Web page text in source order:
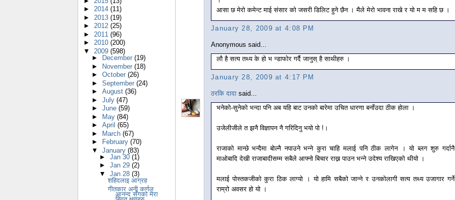
► 2014 (11)
► 2013 (19)
► 2012 (25)
► 2011 (96)
► 2010 (200)
▼ 2009 (598)
►
December (19)
► November (18)
► October (26)
► September (24)
► August (36)
► July (47)
► June (59)
► May (84)
► April (65)
► March (67)
►
February (70)
▼ January (83)
►Jan 30(1)
►Jan 29(2)
▼Jan 28(3)
शहिदलाइ आग्रह
गीतकार अनी कर्णल
आनन्द सँगको मेरा
आसा छ मेरो कमेन्ट माई संसार को जसरी डिलिट हुने छैन । मैले मेरो भावना राखे र यो म म सहि छ ।
January 28, 2009 at 4:08 PM
Anonymous said...
लौ है सत्य तथ्य के हो भ न्डाफोर गर्दै जानुस् है साथीहरु ।
January 28, 2009 at 4:17 PM
ठरकि दादा said...
भनेको-सुनेको भन्दा पनि अब यहि बाट उनको बारेमा उचित धारणा बनाँउदा ठीक होला ।
उजेलीजीले त झनै विज्ञापन नै गरिदिनु भयो पो !।
राजाको मान्छे भन्दैमा बोल्नै नपाउने भन्ने कुरा चाहि मलाई पनि ठीक लागेन । यो ब्लग शुरु गर्दानै
माओबादि देखी राजाबादीसम्म सबैले आफ्नो बिचार राख्न पाउन भन्ने उदेश्य राखिएको थीयो ।
मलाई पोस्तकजीको कुरा ठिक लाग्यो । यो हामि सबैको जान्ने र उनकोलागी सत्य तथ्य उजागार गर्ने
राम्रो अवसर हो यो ।